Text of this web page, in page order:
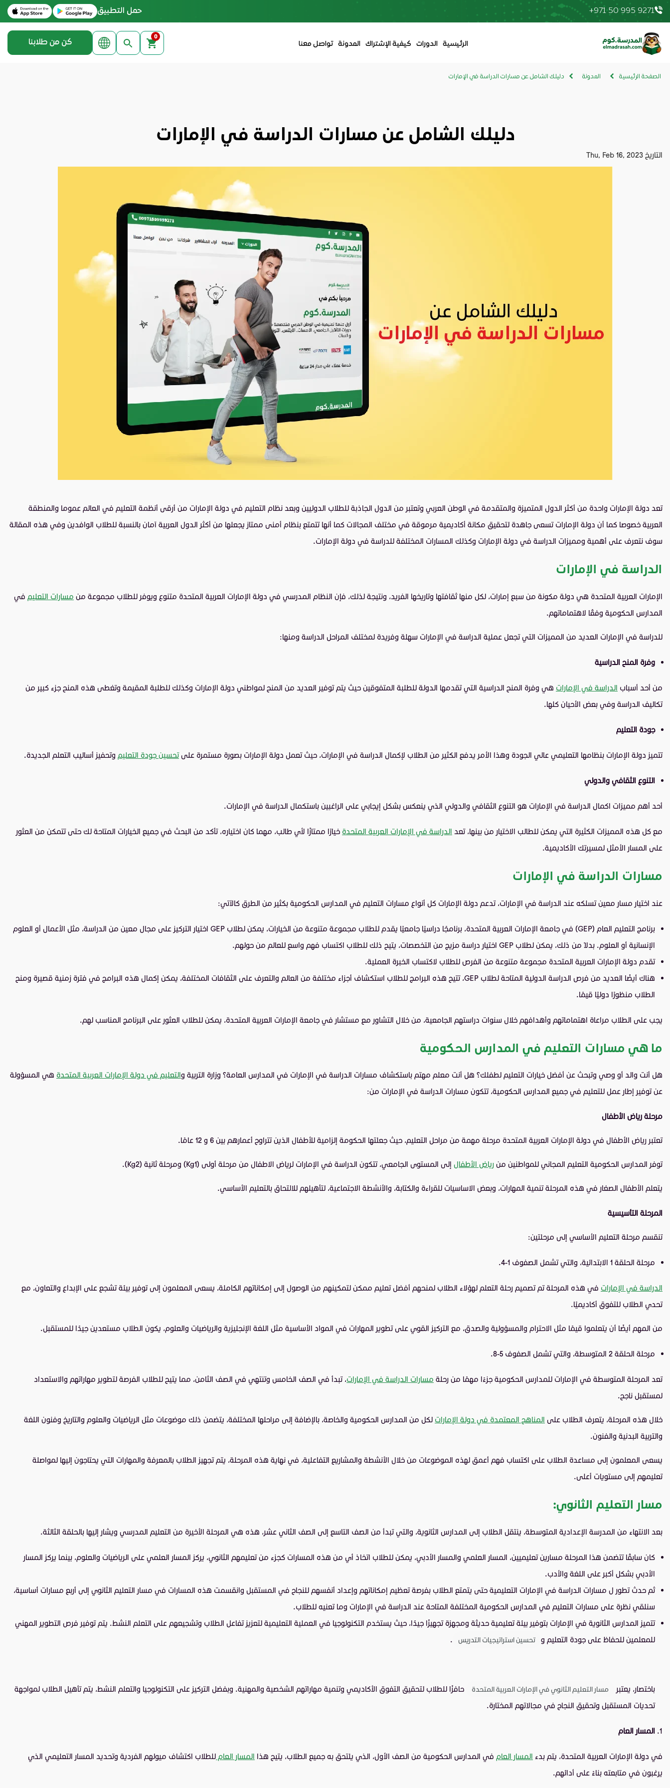
Download on the Apple App Store
Get it on Google Play
حمل التطبيق +971 50 995 9271
تواصل معنا المدونة كيفية الإشتراك الدورات الرئيسية
0
كن من طلابنا
الصفحة الرئيسية المدونة دليلك الشامل عن مسارات الدراسة في الإمارات
دليلك الشامل عن مسارات الدراسة في الإمارات
التاريخ Thu, Feb 16, 2023
تعد دولة الإمارات واحدة من أكثر الدول المتميزة والمتقدمة في الوطن العربي وتعتبر من الدول الجاذبة للطلاب الدوليين وبعد نظام التعليم في دولة الإمارات من أرقى أنظمة التعليم في العالم عموما والمنطقة
العربية خصوصا كما أن دولة الإمارات تسعى جاهدة لتحقيق مكانة أكاديمية مرموقة في مختلف المجالات كما أنها تتمتع بنظام أمنى ممتاز يجعلها من أكثر الدول العربية آمان بالنسبة للطلاب الوافدين وفي هذه المقالة
سوف نتعرف على أهمية ومميزات الدراسة في دولة الإمارات وكذلك المسارات المختلفة للدراسة في دولة الإمارات.
الدراسة في الإمارات
الإمارات العربية المتحدة هي دولة مكونة من سبع إمارات، لكل منها ثقافتها وتاريخها الفريد، ونتيجة لذلك، فإن النظام المدرسي في دولة الإمارات العربية المتحدة متنوع ويوفر للطلاب مجموعة من مسارات التعليم في
المدارس الحكومية وفقًا لاهتماماتهم.
للدراسة في الإمارات العديد من المميزات التي تجعل عملية الدراسة في الإمارات سهلة وفريدة لمختلف المراحل الدراسة ومنها:
وفرة المنح الدراسية
من أحد أسباب الدراسة في الإمارات هي وفرة المنح الدراسية التي تقدمها الدولة للطلبة المتفوقين حيث يتم توفير العديد من المنح لمواطني دولة الإمارات وكذلك للطلبة المقيمة وتغطى هذه المنح جزء كبير من
تكاليف الدراسة وفي بعض الأحيان كلها.
جودة التعليم
تتميز دولة الإمارات بنظامها التعليمي عالي الجودة وهذا الأمر يدفع الكثير من الطلاب لإكمال الدراسة في الإمارات، حيث تعمل دولة الإمارات بصورة مستمرة علىتحسين جودة التعليم وتحفيز أساليب التعلم الجديدة.
التنوع الثقافي والدولي
أحد أهم مميزات اكمال الدراسة في الإمارات هو التنوع الثقافي والدولي الذي ينعكس بشكل إيجابي على الراغبين باستكمال الدراسة في الإمارات.
مع كل هذه المميزات الكثيرة التي يمكن للطالب الاختيار من بينها، تعد الدراسة في الإمارات العربية المتحدة خيارًا ممتازًا لأي طالب، مهما كان اختياره، تأكد من البحث في جميع الخيارات المتاحة لك حتى تتمكن من العثور
على المسار الأمثل لمسيرتك الأكاديمية.
مسارات الدراسة في الإمارات
عند اختيار مسار معين تسلكه عند الدراسة في الإمارات، تدعم دولة الإمارات كل أنواع مسارات التعليم في المدارس الحكومية بكثير من الطرق كالآتي:
برنامج التعليم العام (GEP) في جامعة الإمارات العربية المتحدة، برنامجًا دراسيًا جامعيًا يقدم للطلاب مجموعة متنوعة من الخيارات، يمكن لطلاب GEP اختيار التركيز على مجال معين من الدراسة، مثل الأعمال أو العلوم
الإنسانية أو العلوم. بدلاً من ذلك، يمكن لطلاب GEP اختيار دراسة مزيج من التخصصات، يتيح ذلك للطلاب اكتساب فهم واسع للعالم من حولهم.
تقدم دولة الإمارات العربية المتحدة مجموعة متنوعة من الفرص للطلاب لاكتساب الخبرة العملية.
هناك أيضًا العديد من فرص الدراسة الدولية المتاحة لطلاب GEP، تتيح هذه البرامج للطلاب استكشاف أجزاء مختلفة من العالم والتعرف على الثقافات المختلفة، يمكن إكمال هذه البرامج في فترة زمنية قصيرة ومنح
الطلاب منظورًا دوليًا قيمًا.
يجب على الطلاب مراعاة اهتماماتهم وأهدافهم خلال سنوات دراستهم الجامعية، من خلال التشاور مع مستشار في جامعة الإمارات العربية المتحدة، يمكن للطلاب العثور على البرنامج المناسب لهم.
ما هي مسارات التعليم في المدارس الحكومية
هل أنت والد أو وصي وتبحث عن أفضل خيارات التعليم لطفلك؟ هل أنت معلم مهتم باستكشاف مسارات الدراسة في الإمارات في المدارس العامة؟ وزارة التربية والتعليم في دولة الإمارات العربية المتحدة هي المسؤولة
عن توفير إطار عمل للتعليم في جميع المدارس الحكومية، تتكون مسارات الدراسة في الإمارات من:
مرحلة رياض الأطفال
تعتبر رياض الأطفال في دولة الإمارات العربية المتحدة مرحلة مهمة من مراحل التعليم، حيث جعلتها الحكومة إلزامية للأطفال الذين تتراوح أعمارهم بين 6 و 12 عامًا.
توفر المدارس الحكومية التعليم المجاني للمواطنين من رياض الأطفال إلى المستوى الجامعي، تتكون الدراسة في الإمارات لرياض الاطفال من مرحلة أولى (Kg1) ومرحلة ثانية (Kg2).
يتعلم الأطفال الصغار في هذه المرحلة تنمية المهارات، وبعض الاساسيات للقراءة والكتابة، والأنشطة الاجتماعية، لتأهيلهم للالتحاق بالتعليم الأساسي.
المرحلة التأسيسية
تنقسم مرحلة التعليم الأساسي إلى مرحلتين:
مرحلة الحلقة 1 الابتدائية، والتي تشمل الصفوف 1-4.
الدراسة في الإمارات في هذه المرحلة تم تصميم رحلة التعلم لهؤلاء الطلاب لمنحهم أفضل تعليم ممكن لتمكينهم من الوصول إلى إمكاناتهم الكاملة، يسعى المعلمون إلى توفير بيئة تشجع على الإبداع والتعاون، مع
تحدي الطلاب للتفوق أكاديميًا.
من المهم أيضًا أن يتعلموا قيمًا مثل الاحترام والمسؤولية والصدق، مع التركيز القوي على تطوير المهارات في المواد الأساسية مثل اللغة الإنجليزية والرياضيات والعلوم، يكون الطلاب مستعدين جيدًا للمستقبل.
مرحلة الحلقة 2 المتوسطة، والتي تشمل الصفوف 5-8.
تعد المرحلة المتوسطة في الإمارات للمدارس الحكومية جزءًا مهمًا من رحلة مسارات الدراسة في الإمارات، تبدأ في الصف الخامس وتنتهي في الصف الثامن، مما يتيح للطلاب الفرصة لتطوير مهاراتهم والاستعداد
لمستقبل ناجح.
خلال هذه المرحلة، يتعرف الطلاب على المناهج المعتمدة في دولة الإمارات لكل من المدارس الحكومية والخاصة، بالإضافة إلى مراحلها المختلفة، يتضمن ذلك موضوعات مثل الرياضيات والعلوم والتاريخ وفنون اللغة
والتربية البدنية والفنون.
يسعى المعلمون إلى مساعدة الطلاب على اكتساب فهم أعمق لهذه الموضوعات من خلال الأنشطة والمشاريع التفاعلية، في نهاية هذه المرحلة، يتم تجهيز الطلاب بالمعرفة والمهارات التي يحتاجون إليها لمواصلة
تعليمهم إلى مستويات أعلى.
مسار التعليم الثانوي:
بعد الانتهاء من المدرسة الإعدادية المتوسطة، ينتقل الطلاب إلى المدارس الثانوية، والتي تبدأ من الصف التاسع إلى الصف الثاني عشر، هذه هي المرحلة الأخيرة من التعليم المدرسي ويشار إليها بالحلقة الثالثة.
كان سابقًا تتضمن هذا المرحلة مسارين تعليميين، المسار العلمي والمسار الأدبي، يمكن للطلاب اتخاذ أي من هذه المسارات كجزء من تعليمهم الثانوي، يركز المسار العلمي على الرياضيات والعلوم، بينما يركز المسار
الأدبي بشكل أكبر على اللغة والأدب.
ثم حدث تطور ل مسارات الدراسة في الإمارات التعليمية حتى يتمتع الطلاب بفرصة تعظيم إمكاناتهم وإعداد أنفسهم للنجاح في المستقبل وانقسمت هذه المسارات في مسار التعليم الثانوي إلى أربع مسارات أساسية،
سنلقي نظرة على مسارات التعليم في المدارس الحكومية المختلفة المتاحة عند الدراسة في الإمارات وما تعنيه للطلاب.
تتميز المدارس الثانوية في الإمارات بتوفير بيئة تعليمية حديثة ومجهزة تجهيزًا جيدًا، حيث يستخدم التكنولوجيا في العملية التعليمية لتعزيز تفاعل الطلاب وتشجيعهم على التعلم النشط. يتم توفير فرص التطوير المهني
للمعلمين للحفاظ على جودة التعليم و
تحسين استراتيجيات التدريس .
باختصار، يعتبر مسار التعليم الثانوي في الإمارات العربية المتحدة
حافزًا للطلاب لتحقيق التفوق الأكاديمي وتنمية مهاراتهم الشخصية والمهنية. وبفضل التركيز على التكنولوجيا والتعلم النشط، يتم تأهيل الطلاب لمواجهة
تحديات المستقبل وتحقيق النجاح في مجالاتهم المختارة.
المسار العام
في دولة الإمارات العربية المتحدة، يتم بدء المسار العام في المدارس الحكومية من الصف الأول، الذي يلتحق به جميع الطلاب، يتيح هذا المسار العام للطلاب اكتشاف ميولهم الفردية وتحديد المسار التعليمي الذي
يرغبون في متابعته بناءً على أدائهم.